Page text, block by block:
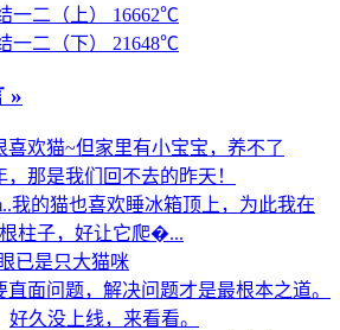
一二（上） 16662℃
一二（下） 21648℃
»
喜欢猫~但家里有小宝宝，养不了
，那是我们回不去的昨天！
我的猫也喜欢睡冰箱顶上，为此我在
柱子，好让它爬�...
已是只大猫咪
直面问题，解决问题才是最根本之道。
好久没上线，来看看。